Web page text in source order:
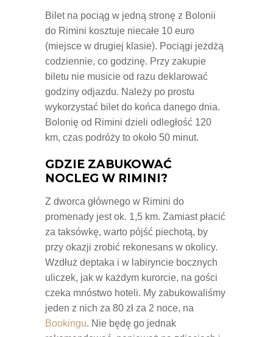
Bilet na pociąg w jedną stronę z Bolonii
do Rimini kosztuje niecałe 10 euro
(miejsce w drugiej klasie). Pociągi jeżdżą
codziennie, co godzinę. Przy zakupie
biletu nie musicie od razu deklarować
godziny odjazdu. Należy po prostu
wykorzystać bilet do końca danego dnia.
Bolonię od Rimini dzieli odległość 120
km, czas podróży to około 50 minut.
GDZIE ZABUKOWAĆ
NOCLEG W RIMINI?
Z dworca głównego w Rimini do
promenady jest ok. 1,5 km. Zamiast płacić
za taksówkę, warto pójść piechotą, by
przy okazji zrobić rekonesans w okolicy.
Wzdłuż deptaka i w labiryncie bocznych
uliczek, jak w każdym kurorcie, na gości
czeka mnóstwo hoteli. My zabukowaliśmy
jeden z nich za 80 zł za 2 noce, na
Bookingu. Nie będę go jednak